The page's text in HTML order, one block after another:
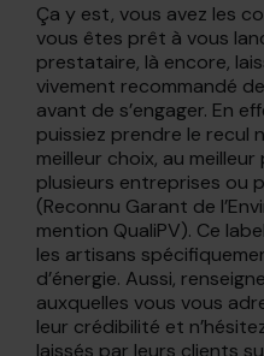
Ça y est, vous avez les
vous êtes prêt à vous
prestataire, là encore,
vivement recommandé
avant de s’engager. En
puissiez prendre le recul
meilleur choix, au
plusieurs entreprises ou
(Reconnu Garant de
mention QualiPV). Ce
les artisans
d’énergie. Aussi,
auxquelles vous vous
leur crédibilité et
laissés par leurs clients